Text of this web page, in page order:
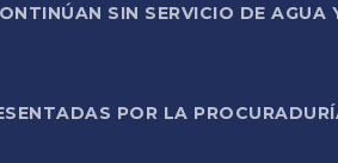
SIN SERVICIO DE AGUA
POR LA